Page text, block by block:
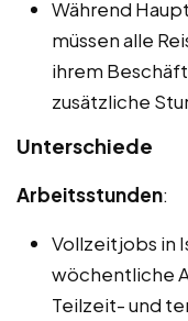
Während
müssen alle
ihrem
zusätzliche
Unterschiede
Arbeitsstunden:
Vollzeitjobs in
wöchentliche
Teilzeit- und